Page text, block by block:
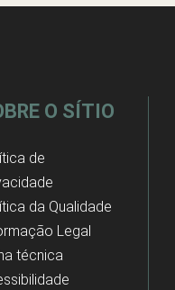
O SÍTIO
de
da Qualidade
Legal
técnica